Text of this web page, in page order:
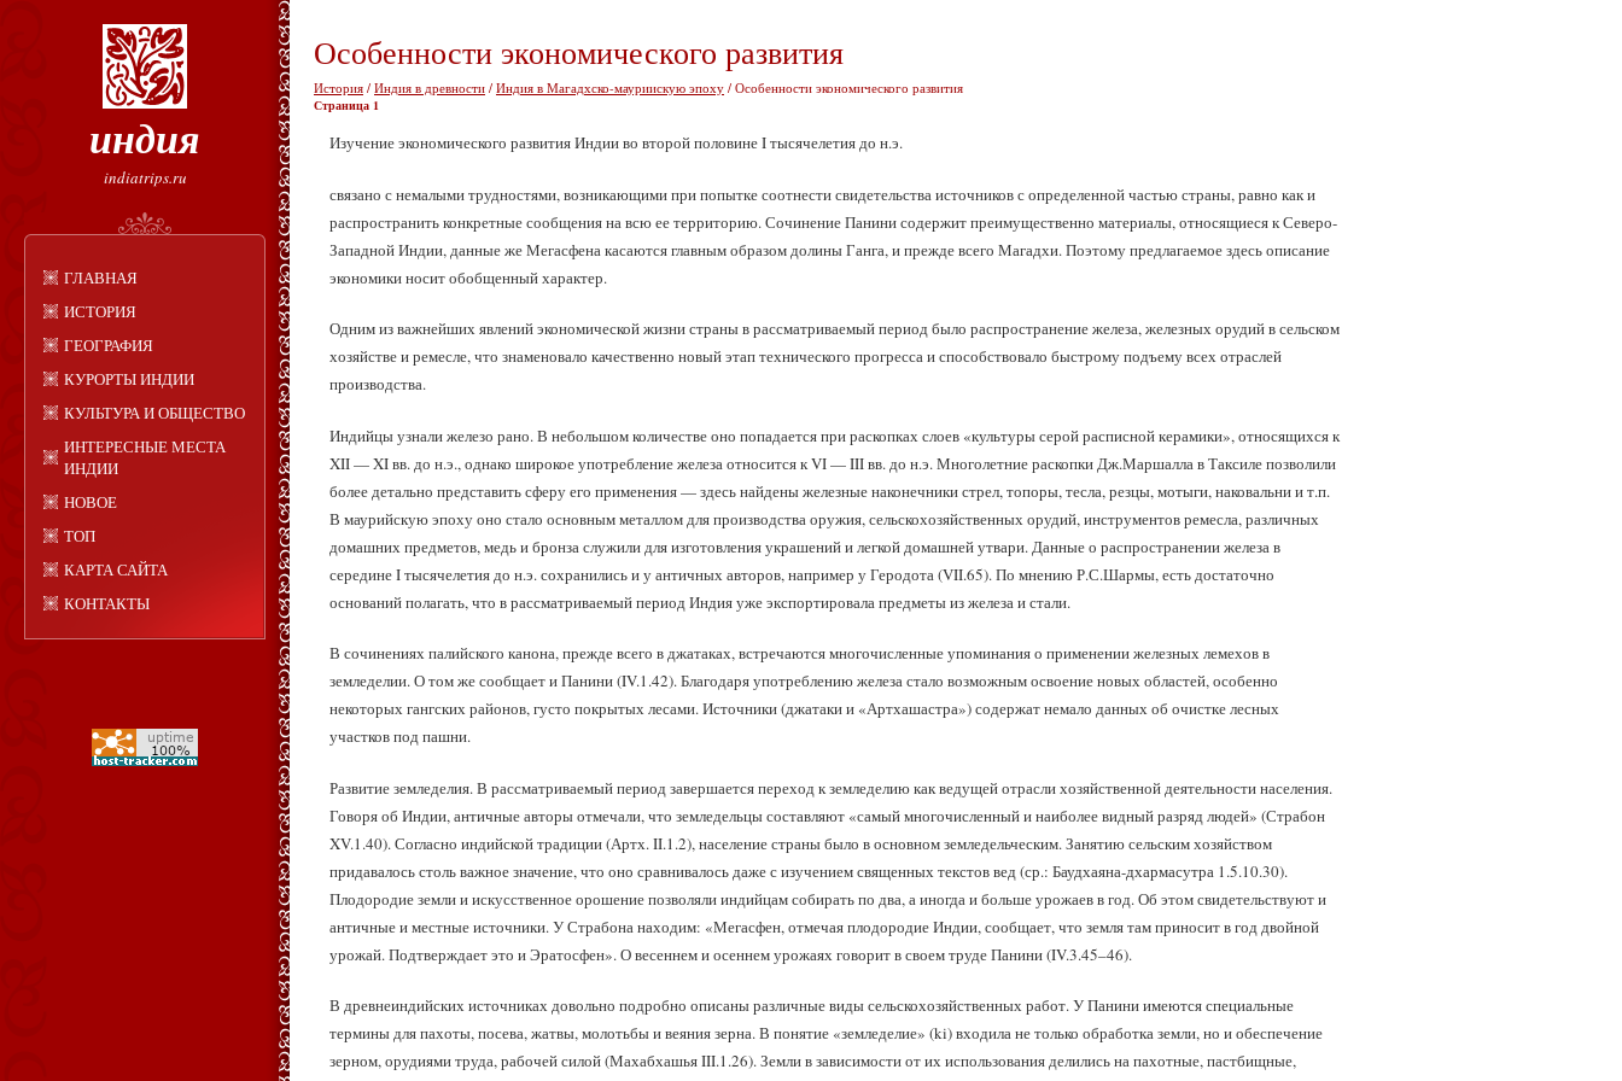
индия
indiatrips.ru
ГЛАВНАЯ
ИСТОРИЯ
ГЕОГРАФИЯ
КУРОРТЫ ИНДИИ
КУЛЬТУРА И ОБЩЕСТВО
ИНТЕРЕСНЫЕ МЕСТА
ИНДИИ
НОВОЕ
ТОП
КАРТА САЙТА
КОНТАКТЫ
Особенности экономического развития
История / Индия в древности / Индия в Магадхско-мауриискую эпоху / Особенности экономического развития
Страница 1
Изучение экономического развития Индии во второй половине I тысячелетия до н.э.
связано с немалыми трудностями, возникающими при попытке соотнести свидетельства источников с определенной частью страны, равно как и
распространить конкретные сообщения на всю ее территорию. Сочинение Панини содержит преимущественно материалы, относящиеся к Северо-
Западной Индии, данные же Мегасфена касаются главным образом долины Ганга, и прежде всего Магадхи. Поэтому предлагаемое здесь описание
экономики носит обобщенный характер.
Одним из важнейших явлений экономической жизни страны в рассматриваемый период было распространение железа, железных орудий в сельском
хозяйстве и ремесле, что знаменовало качественно новый этап технического прогресса и способствовало быстрому подъему всех отраслей
производства.
Индийцы узнали железо рано. В небольшом количестве оно попадается при раскопках слоев «культуры серой расписной керамики», относящихся к
XII — XI вв. до н.э., однако широкое употребление железа относится к VI — III вв. до н.э. Многолетние раскопки Дж.Маршалла в Таксиле позволили
более детально представить сферу его применения — здесь найдены железные наконечники стрел, топоры, тесла, резцы, мотыги, наковальни и т.п.
В маурийскую эпоху оно стало основным металлом для производства оружия, сельскохозяйственных орудий, инструментов ремесла, различных
домашних предметов, медь и бронза служили для изготовления украшений и легкой домашней утвари. Данные о распространении железа в
середине I тысячелетия до н.э. сохранились и у античных авторов, например у Геродота (VII.65). По мнению Р.С.Шармы, есть достаточно
оснований полагать, что в рассматриваемый период Индия уже экспортировала предметы из железа и стали.
В сочинениях палийского канона, прежде всего в джатаках, встречаются многочисленные упоминания о применении железных лемехов в
земледелии. О том же сообщает и Панини (IV.1.42). Благодаря употреблению железа стало возможным освоение новых областей, особенно
некоторых гангских районов, густо покрытых лесами. Источники (джатаки и «Артхашастра») содержат немало данных об очистке лесных
участков под пашни.
Развитие земледелия. В рассматриваемый период завершается переход к земледелию как ведущей отрасли хозяйственной деятельности населения.
Говоря об Индии, античные авторы отмечали, что земледельцы составляют «самый многочисленный и наиболее видный разряд людей» (Страбон
XV.1.40). Согласно индийской традиции (Артх. II.1.2), население страны было в основном земледельческим. Занятию сельским хозяйством
придавалось столь важное значение, что оно сравнивалось даже с изучением священных текстов вед (ср.: Баудхаяна-дхармасутра 1.5.10.30).
Плодородие земли и искусственное орошение позволяли индийцам собирать по два, а иногда и больше урожаев в год. Об этом свидетельствуют и
античные и местные источники. У Страбона находим: «Мегасфен, отмечая плодородие Индии, сообщает, что земля там приносит в год двойной
урожай. Подтверждает это и Эратосфен». О весеннем и осеннем урожаях говорит в своем труде Панини (IV.3.45–46).
В древнеиндийских источниках довольно подробно описаны различные виды сельскохозяйственных работ. У Панини имеются специальные
термины для пахоты, посева, жатвы, молотьбы и веяния зерна. В понятие «земледелие» (ki) входила не только обработка земли, но и обеспечение
зерном, орудиями труда, рабочей силой (Махабхашья III.1.26). Земли в зависимости от их использования делились на пахотные, пастбищные,